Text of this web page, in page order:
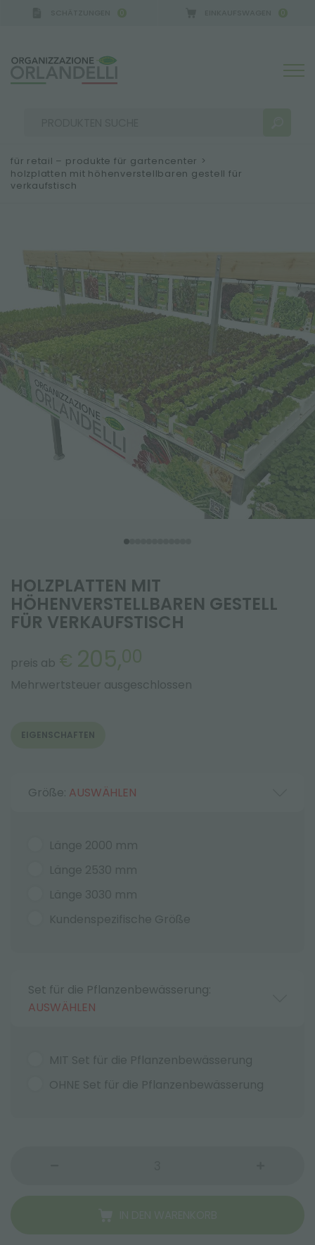
0 0
MEHR ERGEBNISSE FÜR SIE:
für retail – produkte für gartencenter >
holzplatten mit höhenverstellbaren gestell für
verkaufstisch
HOLZPLATTEN MIT
HÖHENVERSTELLBAREN GESTELL
FÜR VERKAUFSTISCH
preis ab € 205,00
Mehrwertsteuer ausgeschlossen
EIGENSCHAFTEN
Größe: AUSWÄHLEN
Länge 2000 mm
Länge 2530 mm
Länge 3030 mm
Kundenspezifische Größe
Set für die Pflanzenbewässerung:
AUSWÄHLEN
MIT Set für die Pflanzenbewässerung
OHNE Set für die Pflanzenbewässerung